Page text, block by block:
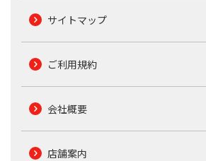
サイトマップ
ご利用規約
会社概要
店舗案内